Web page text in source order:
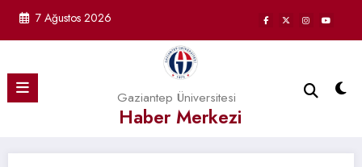
7 Ağustos 2026
Gaziantep Üniversitesi
Haber Merkezi